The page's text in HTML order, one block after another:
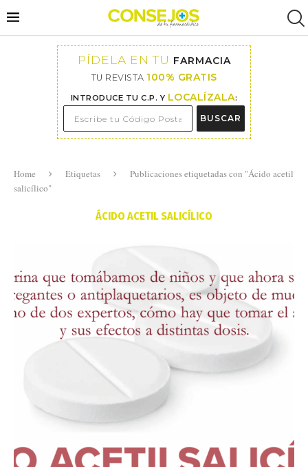
PÍDELA EN TU FARMACIA
TU REVISTA 100% GRATIS
INTRODUCE TU C.P. Y LOCALÍZALA:
BUSCAR
Home Etiquetas
Publicaciones etiquetadas con "Ácido acetil
salicílico"
ÁCIDO ACETIL SALICÍLICO